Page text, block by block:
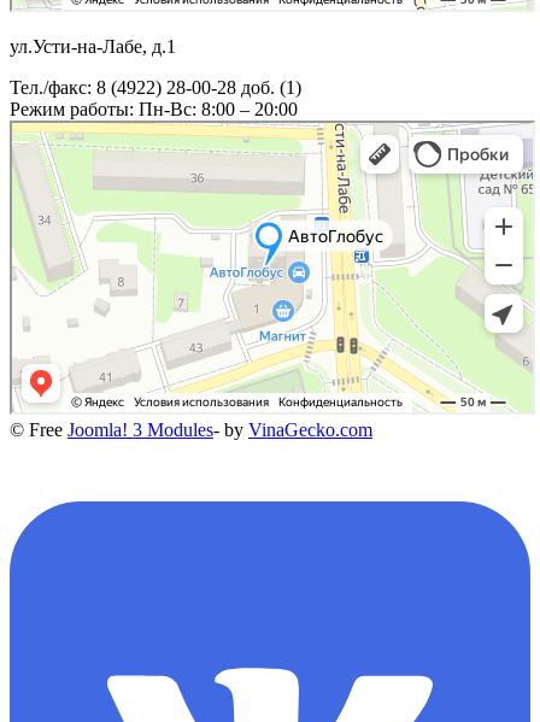
ул.Усти-на-Лабе, д.1
Тел./факс: 8 (4922) 28-00-28 доб. (1)
Режим работы: Пн-Вс: 8:00 – 20:00
© Free Joomla! 3 Modules- by VinaGecko.com